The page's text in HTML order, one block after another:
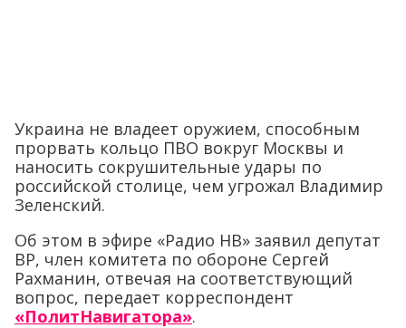
Украина не владеет оружием, способным
прорвать кольцо ПВО вокруг Москвы и
наносить сокрушительные удары по
российской столице, чем угрожал Владимир
Зеленский.
Об этом в эфире «Радио НВ» заявил депутат
ВР, член комитета по обороне Сергей
Рахманин, отвечая на соответствующий
вопрос, передает корреспондент
«ПолитНавигатора».